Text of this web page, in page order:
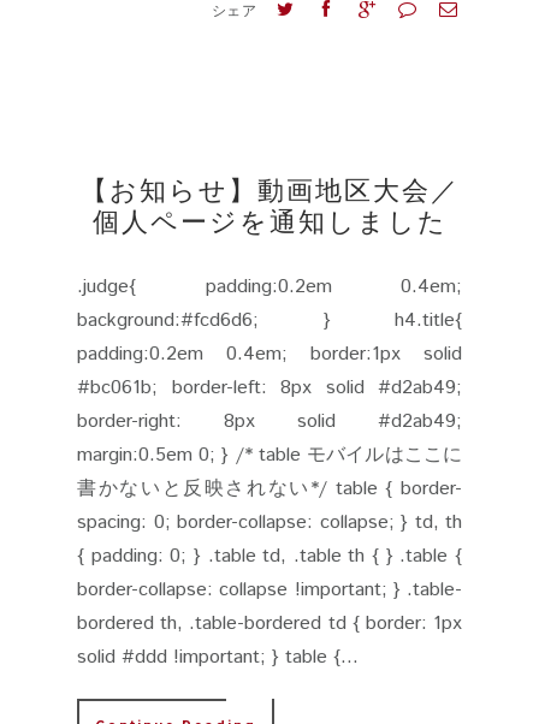
シェア
【お知らせ】動画地区大会／
個人ページを通知しました
.judge{ padding:0.2em 0.4em;
background:#fcd6d6; } h4.title{
padding:0.2em 0.4em; border:1px solid
#bc061b; border-left: 8px solid #d2ab49;
border-right: 8px solid #d2ab49;
margin:0.5em 0; } /* table モバイルはここに
書かないと反映されない*/ table { border-
spacing: 0; border-collapse: collapse; } td, th
{ padding: 0; } .table td, .table th { } .table {
border-collapse: collapse !important; } .table-
bordered th, .table-bordered td { border: 1px
solid #ddd !important; } table {...